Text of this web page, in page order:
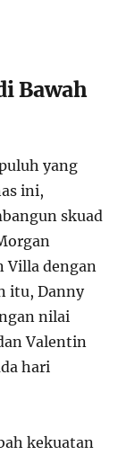
Bawah
yang
ini,
skuad
Villa dengan
itu, Danny
nilai
Valentin
hari
kekuatan